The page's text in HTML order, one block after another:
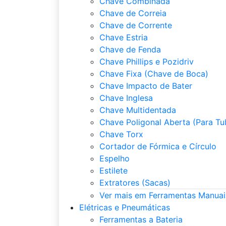
Chave de Correia
Chave de Corrente
Chave Estria
Chave de Fenda
Chave Phillips e Pozidriv
Chave Fixa (Chave de Boca)
Chave Impacto de Bater
Chave Inglesa
Chave Multidentada
Chave Poligonal Aberta (Para
Chave Torx
Cortador de Fórmica e Círculo
Espelho
Estilete
Extratores (Sacas)
Ver mais em Ferramentas
Elétricas e Pneumáticas
Ferramentas a Bateria